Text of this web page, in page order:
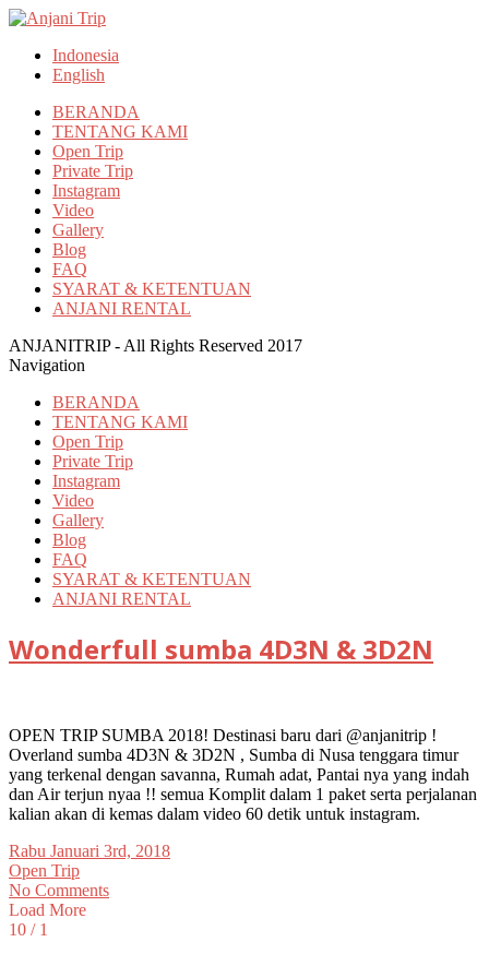
Indonesia
English
BERANDA
TENTANG KAMI
Open Trip
Private Trip
Instagram
Video
Gallery
Blog
FAQ
SYARAT & KETENTUAN
ANJANI RENTAL
ANJANITRIP - All Rights Reserved 2017
Navigation
BERANDA
TENTANG KAMI
Open Trip
Private Trip
Instagram
Video
Gallery
Blog
FAQ
SYARAT & KETENTUAN
ANJANI RENTAL
Wonderfull sumba 4D3N & 3D2N
OPEN TRIP SUMBA 2018! Destinasi baru dari @anjanitrip !
Overland sumba 4D3N & 3D2N , Sumba di Nusa tenggara timur
yang terkenal dengan savanna, Rumah adat, Pantai nya yang indah
dan Air terjun nyaa !! semua Komplit dalam 1 paket serta perjalanan
kalian akan di kemas dalam video 60 detik untuk instagram.
Rabu Januari 3rd, 2018
Open Trip
No Comments
Load More
10 / 1